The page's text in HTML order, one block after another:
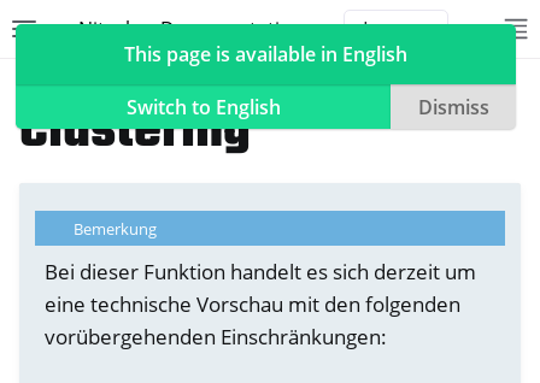
Nitrokey Documentation
navigation of Nitrokeys
navigation of NitroPad, NitroPC
navigation of NitroPhone, NitroTablet
navigation of NextBox
Clustering
Bemerkung
Bei dieser Funktion handelt es sich derzeit um
eine technische Vorschau mit den folgenden
vorübergehenden Einschränkungen:
This page is available in English
Switch to English
Dismiss